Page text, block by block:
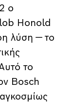
ο
Honold
λύση — το
το
Bosch